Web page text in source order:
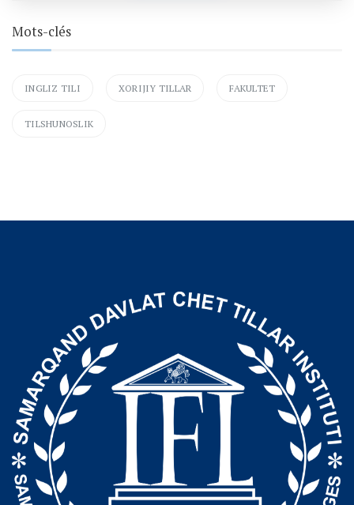
Mots-clés
INGLIZ TILI XORIJIY TILLAR FAKULTET
TILSHUNOSLIK